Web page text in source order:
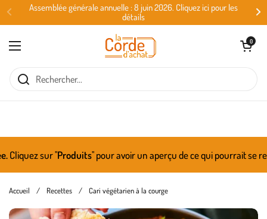
Passer au contenu
Assemblée générale annuelle : 8 juin 2026. Cliquez ici pour les
détails
Ouvrir le menu
Ouvrir le
0
sur ''Produits'' pour avoir un aperçu de ce qui pourrait se
Accueil / Recettes / Cari végétarien à la courge